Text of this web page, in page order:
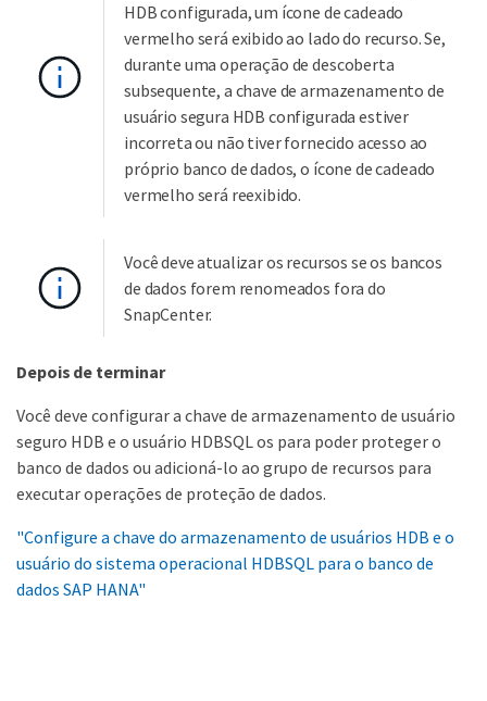
HDB configurada, um ícone de cadeado
vermelho será exibido ao lado do recurso. Se,
durante uma operação de descoberta
subsequente, a chave de armazenamento de
usuário segura HDB configurada estiver
incorreta ou não tiver fornecido acesso ao
próprio banco de dados, o ícone de cadeado
vermelho será reexibido.
Você deve atualizar os recursos se os bancos
de dados forem renomeados fora do
SnapCenter.
Depois de terminar
Você deve configurar a chave de armazenamento de usuário
seguro HDB e o usuário HDBSQL os para poder proteger o
banco de dados ou adicioná-lo ao grupo de recursos para
executar operações de proteção de dados.
"Configure a chave do armazenamento de usuários HDB e o
usuário do sistema operacional HDBSQL para o banco de
dados SAP HANA"